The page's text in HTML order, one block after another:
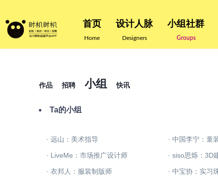
首页
Home
设计人脉
Designers
小组社群
Groups
作品 招聘 小组 快讯
Ta的小组
· 远山：美术指导 · 中国李宁：童
· LiveMe：市场推广设计师 · siso思烁：3D
· 衣邦人：服装制版师 · 中宝协：实习